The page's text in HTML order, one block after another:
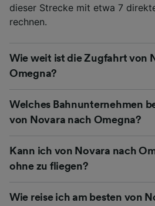
dieser Strecke mit etwa 7
rechnen.
Wie weit ist die Zugfahrt von
Omegna?
Welches Bahnunternehmen
von Novara nach Omegna?
Kann ich von Novara nach
ohne zu fliegen?
Wie reise ich am besten von